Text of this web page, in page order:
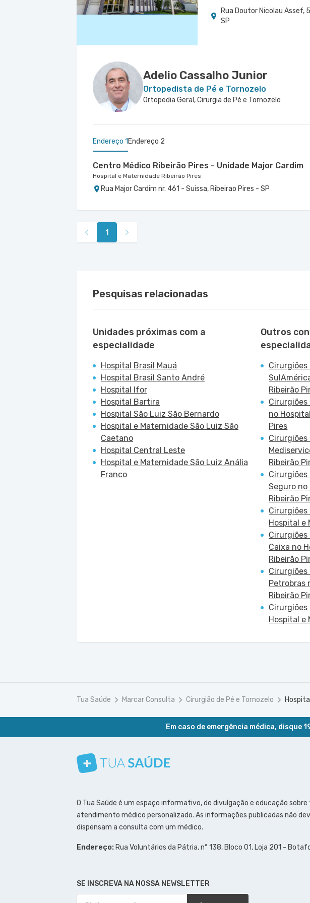
Rua Doutor Nicolau Assef,
SP
Adelio Cassalho Junior
Ortopedista de Pé e Tornozelo
Ortopedia Geral, Cirurgia de Pé e Tornozelo
Endereço 1 Endereço 2
Centro Médico Ribeirão Pires - Unidade Major Cardim
Hospital e Maternidade Ribeirão Pires
Rua Major Cardim nr. 461 - Suissa, Ribeirao Pires - SP
Hospital Brasil Mauá
Rua Martim Afonso nr. 114 - Vila Bocaina, Maua - SP
1
Pesquisas relacionadas
Unidades próximas com a
especialidade
Hospital Brasil Mauá
Hospital Brasil Santo André
Hospital Ifor
Hospital Bartira
Hospital São Luiz São Bernardo
Hospital e Maternidade São Luiz São
Caetano
Hospital Central Leste
Hospital e Maternidade São Luiz Anália
Franco
Outros
Cirurgiões
Ribeirão
Cirurgiões
no
Pires
Cirurgiões
Ribeirão
Cirurgiões
Seguro
Ribeirão
Cirurgiões
Hospital e
Cirurgiões
Caixa no
Ribeirão
Cirurgiões
Petrobras
Ribeirão
Cirurgiões
Hospital e
Tua Saúde Marcar Consulta Cirurgião de Pé e Tornozelo
Em caso de emergência médica,
Conheça nosso canal
Siga a gente no Instagram
Siga a gente no Facebook
Siga a gente no Pinterest
O Tua Saúde é um espaço informativo, de divulgação e educação
atendimento médico personalizado. As informações publicadas não
dispensam a consulta com um médico.
Endereço: Rua Voluntários da Pátria, n° 138, Bloco 01, Loja 201 -
SE INSCREVA NA NOSSA NEWSLETTER